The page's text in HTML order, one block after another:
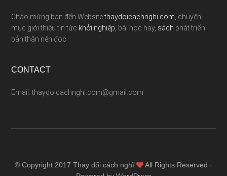
Chào mừng bạn đến Websitethaydoicachnghi.com , chuyên
mục giới thiệu tin tức khởi nghiệp , bài học hay, sách phát triển
bản thân nên đọc
CONTACT
Email: thaydoicachnghi.com@gmail.com
© Copyright 2017 Thay đổi cách nghĩ
All Rights Reserved ·